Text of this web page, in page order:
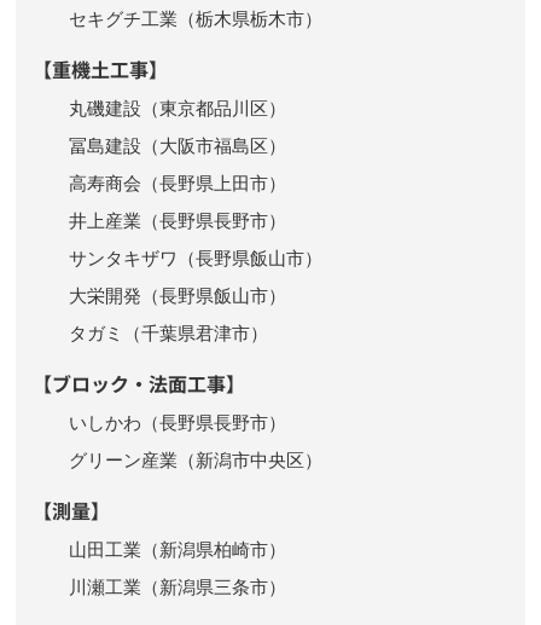
セキグチ工業（栃木県栃木市）
【重機土工事】
丸磯建設（東京都品川区）
冨島建設（大阪市福島区）
高寿商会（長野県上田市）
井上産業（長野県長野市）
サンタキザワ（長野県飯山市）
大栄開発（長野県飯山市）
タガミ（千葉県君津市）
【ブロック・法面工事】
いしかわ（長野県長野市）
グリーン産業（新潟市中央区）
【測量】
山田工業（新潟県柏崎市）
川瀬工業（新潟県三条市）